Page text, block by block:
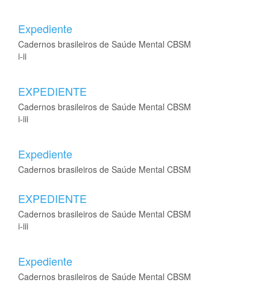
Expediente
Cadernos brasileiros de Saúde Mental CBSM
i-ii
EXPEDIENTE
Cadernos brasileiros de Saúde Mental CBSM
i-iii
Expediente
Cadernos brasileiros de Saúde Mental CBSM
EXPEDIENTE
Cadernos brasileiros de Saúde Mental CBSM
i-iii
Expediente
Cadernos brasileiros de Saúde Mental CBSM